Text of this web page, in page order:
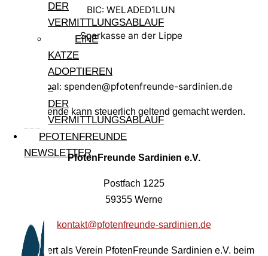
DER
VERMITTLUNGSABLAUF
EINE
KATZE
ADOPTIEREN
–
DER
VERMITTLUNGSABLAUF
PFOTENFREUNDE
NEWSLETTER
BIC: WELADED1LUN
Sparkasse an der Lippe
Paypal: spenden@pfotenfreunde-sardinien.de
Ihre Spende kann steuerlich geltend gemacht werden.
PfotenFreunde Sardinien e.V.
Postfach 1225
59355 Werne
kontakt@pfotenfreunde-sardinien.de
Registriert als Verein PfotenFreunde Sardinien e.V. beim